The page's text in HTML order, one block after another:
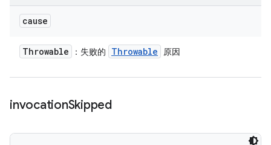
cause
Throwable ：失败的 Throwable 原因
invocationSkipped